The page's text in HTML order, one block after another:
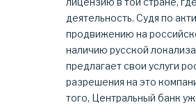
деятельность. Судя по
продвижению на
наличию русской
предлагает свои услуги
разрешения на это
того, Центральный банк